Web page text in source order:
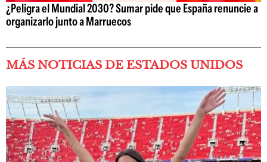
¿Peligra el Mundial 2030? Sumar pide que España renuncie a
organizarlo junto a Marruecos
MÁS NOTICIAS DE ESTADOS UNIDOS